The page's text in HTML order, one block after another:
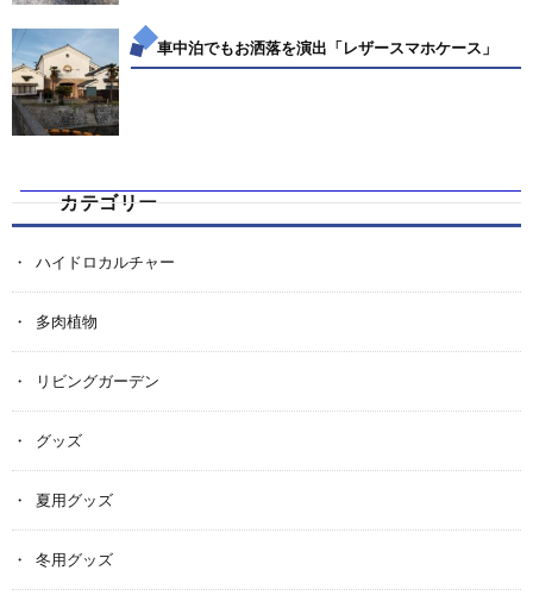
車中泊でもお洒落を演出「レザースマホケース」
カテゴリー
ハイドロカルチャー
多肉植物
リビングガーデン
グッズ
夏用グッズ
冬用グッズ